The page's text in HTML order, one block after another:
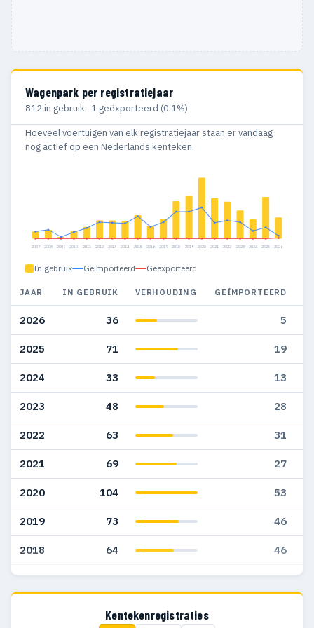
Wagenpark per registratiejaar
812 in gebruik · 1 geëxporteerd (0.1%)
Hoeveel voertuigen van elk registratiejaar staan er vandaag
nog actief op een Nederlands kenteken.
2007 2008 2009 2010 2011 2012 2013 2014 2015 2016 2017 2018 2019 2020 2021 2022 2023 2024 2025 2026
In gebruik Geïmporteerd Geëxporteerd
JAAR IN GEBRUIK VERHOUDING GEÏMPORTEERD
2026 36 5
2025 71 19
2024 33 13
2023 48 28
2022 63 31
2021 69 27
2020 104 53
2019 73 46
2018 64 46
2017 34 28
Kentekenregistraties